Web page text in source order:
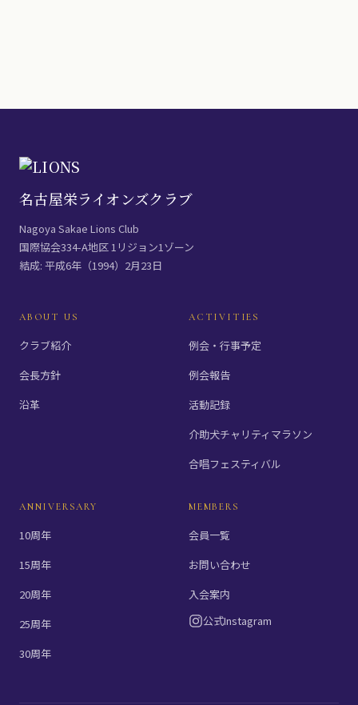
名古屋栄ライオンズクラブ
Nagoya Sakae Lions Club
国際協会334-A地区 1リジョン1ゾーン
結成: 平成6年（1994）2月23日
ABOUT US
クラブ紹介
会長方針
沿革
ACTIVITIES
例会・行事予定
例会報告
活動記録
介助犬チャリティマラソン
合唱フェスティバル
ANNIVERSARY
10周年
15周年
20周年
25周年
30周年
MEMBERS
会員一覧
お問い合わせ
入会案内
公式Instagram